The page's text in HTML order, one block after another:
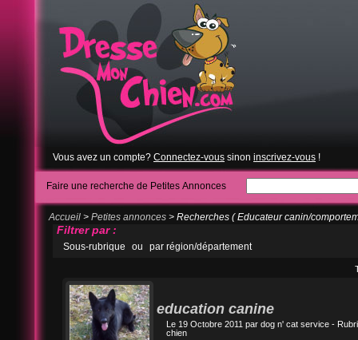
Vous avez un compte? Connectez-vous sinon inscrivez-vous !
Faire une recherche de Petites Annonces
Accueil > Petites annonces > Recherches ( Educateur canin/
Filtrer par :
Sous-rubrique ou par région/département
education canine
Le 19 Octobre 2011 par dog n' cat service -
chien